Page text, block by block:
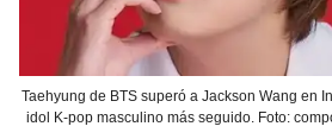
Taehyung de BTS superó a Jackson Wang en
idol K-pop masculino más seguido. Foto: